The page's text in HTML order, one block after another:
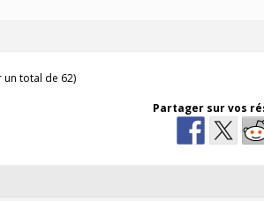
un total de 62)
Partager sur vos